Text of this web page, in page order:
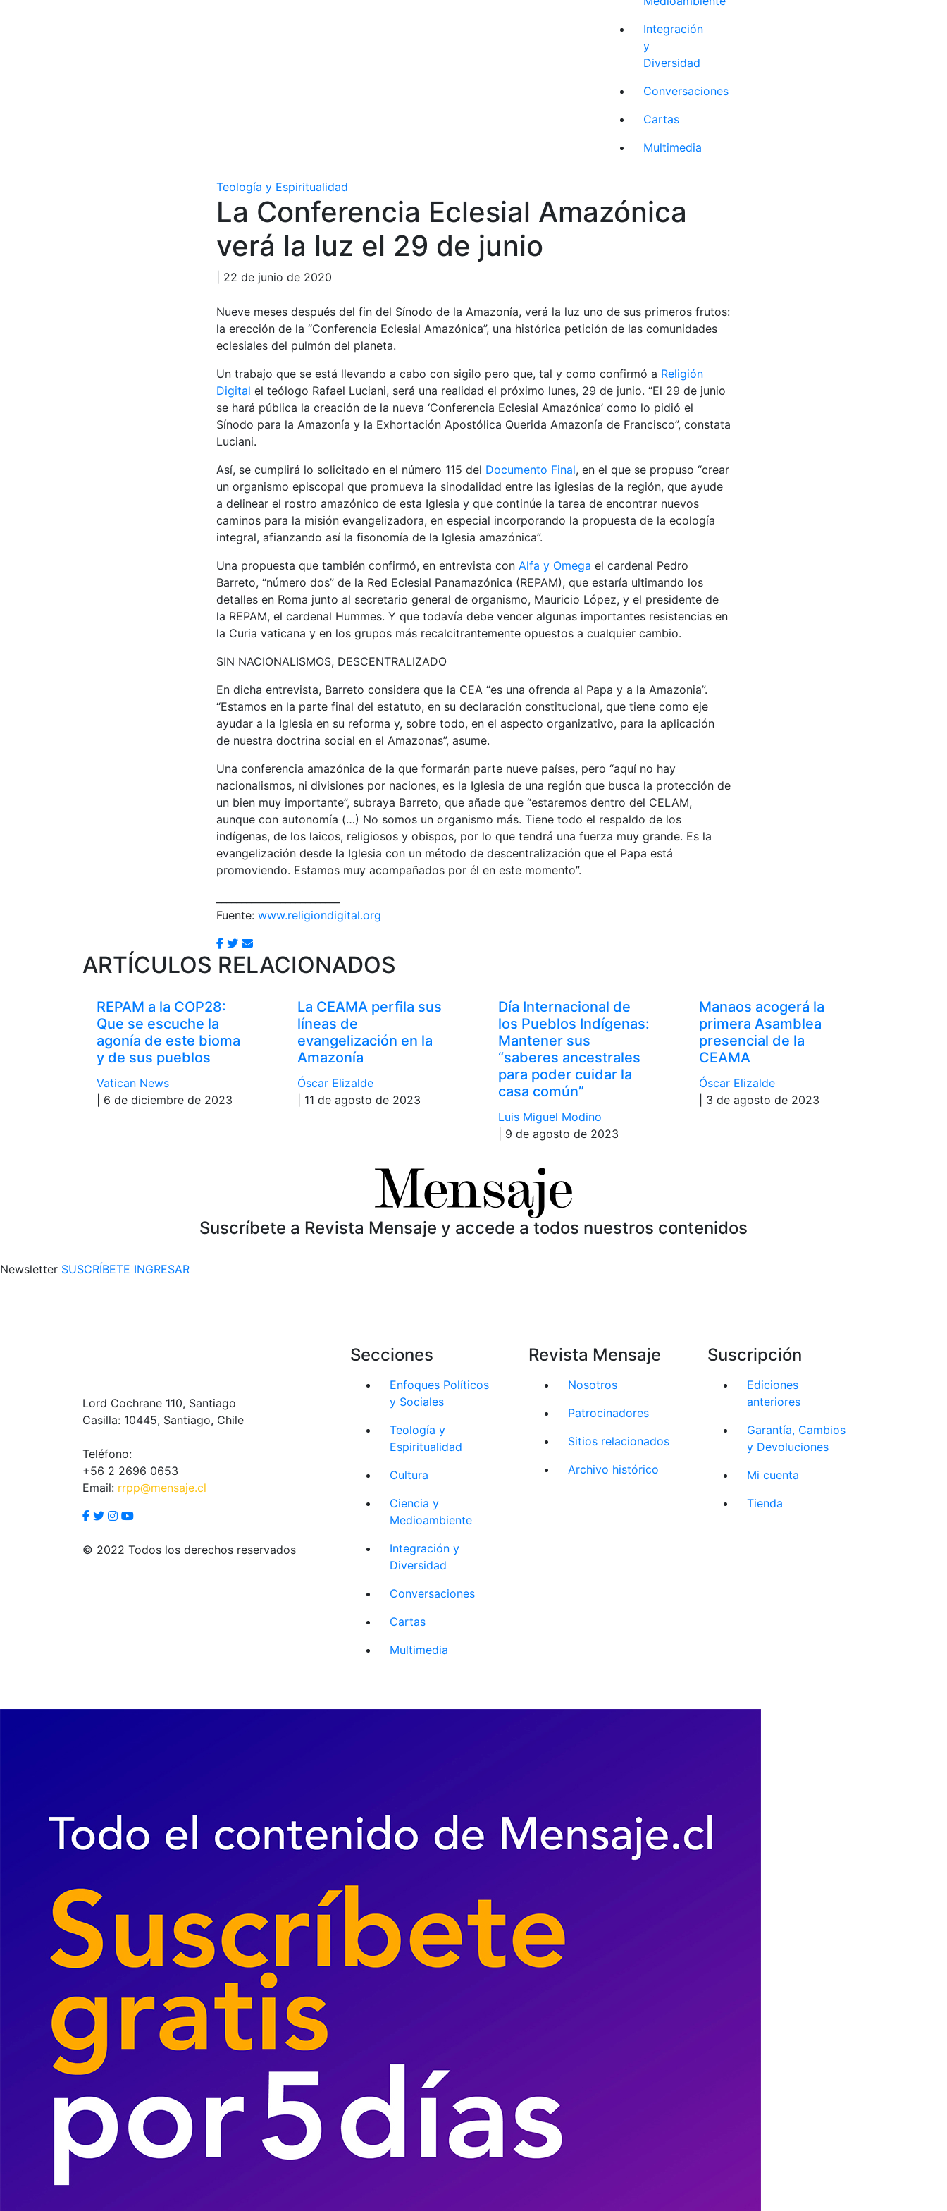
Integración
y
Diversidad
Conversaciones
Cartas
Multimedia
Teología y Espiritualidad
La Conferencia Eclesial Amazónica
verá la luz el 29 de junio
| 22 de junio de 2020
Nueve meses después del fin del Sínodo de la Amazonía, verá la luz uno de sus primeros frutos:
la erección de la “Conferencia Eclesial Amazónica”, una histórica petición de las comunidades
eclesiales del pulmón del planeta.
Un trabajo que se está llevando a cabo con sigilo pero que, tal y como confirmó a Religión
Digital el teólogo Rafael Luciani, será una realidad el próximo lunes, 29 de junio. “El 29 de junio
se hará pública la creación de la nueva ‘Conferencia Eclesial Amazónica’ como lo pidió el
Sínodo para la Amazonía y la Exhortación Apostólica Querida Amazonía de Francisco”, constata
Luciani.
Así, se cumplirá lo solicitado en el número 115 del Documento Final, en el que se propuso “crear
un organismo episcopal que promueva la sinodalidad entre las iglesias de la región, que ayude
a delinear el rostro amazónico de esta Iglesia y que continúe la tarea de encontrar nuevos
caminos para la misión evangelizadora, en especial incorporando la propuesta de la ecología
integral, afianzando así la fisonomía de la Iglesia amazónica”.
Una propuesta que también confirmó, en entrevista con Alfa y Omega el cardenal Pedro
Barreto, “número dos” de la Red Eclesial Panamazónica (REPAM), que estaría ultimando los
detalles en Roma junto al secretario general de organismo, Mauricio López, y el presidente de
la REPAM, el cardenal Hummes. Y que todavía debe vencer algunas importantes resistencias en
la Curia vaticana y en los grupos más recalcitrantemente opuestos a cualquier cambio.
SIN NACIONALISMOS, DESCENTRALIZADO
En dicha entrevista, Barreto considera que la CEA “es una ofrenda al Papa y a la Amazonia”.
“Estamos en la parte final del estatuto, en su declaración constitucional, que tiene como eje
ayudar a la Iglesia en su reforma y, sobre todo, en el aspecto organizativo, para la aplicación
de nuestra doctrina social en el Amazonas”, asume.
Una conferencia amazónica de la que formarán parte nueve países, pero “aquí no hay
nacionalismos, ni divisiones por naciones, es la Iglesia de una región que busca la protección de
un bien muy importante”, subraya Barreto, que añade que “estaremos dentro del CELAM,
aunque con autonomía (…) No somos un organismo más. Tiene todo el respaldo de los
indígenas, de los laicos, religiosos y obispos, por lo que tendrá una fuerza muy grande. Es la
evangelización desde la Iglesia con un método de descentralización que el Papa está
promoviendo. Estamos muy acompañados por él en este momento”.
Fuente: www.religiondigital.org
ARTÍCULOS RELACIONADOS
REPAM a la COP28:
Que se escuche la
agonía de este bioma
y de sus pueblos
Vatican News
| 6 de diciembre de 2023
La CEAMA perfila sus
líneas de
evangelización en la
Amazonía
Óscar Elizalde
| 11 de agosto de 2023
Día Internacional de
los Pueblos Indígenas:
Mantener sus
“saberes ancestrales
para poder cuidar la
casa común”
Luis Miguel Modino
| 9 de agosto de 2023
Manaos acogerá la
primera Asamblea
presencial de la
CEAMA
Óscar Elizalde
| 3 de agosto de 2023
Suscríbete a Revista Mensaje y accede a todos nuestros contenidos
Newsletter SUSCRÍBETE INGRESAR
Lord Cochrane 110, Santiago
Casilla: 10445, Santiago, Chile
Teléfono:
+56 2 2696 0653
Email: rrpp@mensaje.cl
© 2022 Todos los derechos reservados
Secciones
Enfoques Políticos
y Sociales
Teología y
Espiritualidad
Cultura
Ciencia y
Medioambiente
Integración y
Diversidad
Conversaciones
Cartas
Multimedia
Revista Mensaje
Nosotros
Patrocinadores
Sitios relacionados
Archivo histórico
Suscripción
Ediciones
anteriores
Garantía, Cambios
y Devoluciones
Mi cuenta
Tienda